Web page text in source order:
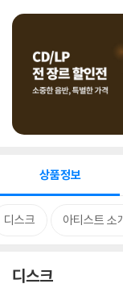
상품정보
디스크 아티스트 소
디스크